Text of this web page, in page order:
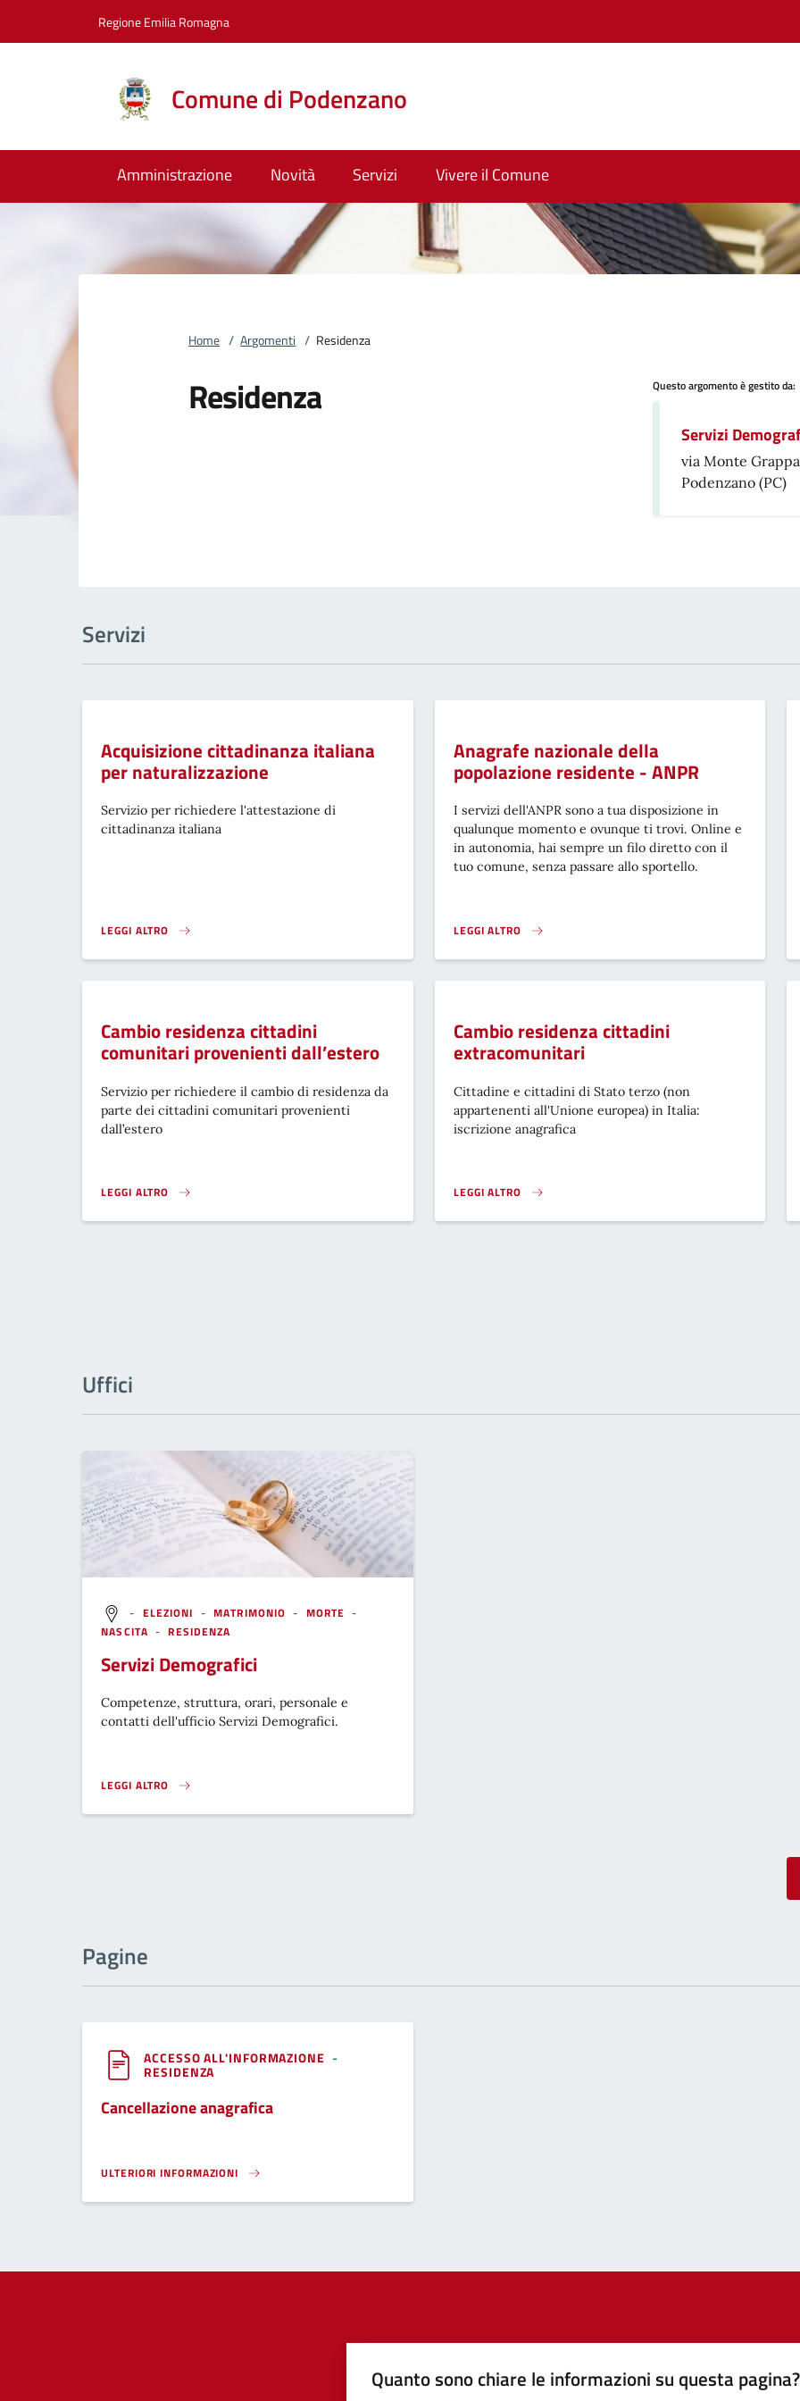
Regione Emilia Romagna
Comune di Podenzano
Amministrazione Novità Servizi Vivere il Comune
Home / Argomenti / Residenza
Residenza Questo argomento è gestito da:
Servizi
via Monte
Podenzano (PC)
Servizi
Acquisizione cittadinanza italiana
per naturalizzazione
Servizio per richiedere l'attestazione di
cittadinanza italiana
LEGGI ALTRO
ACQUISIZIONE CITTADINANZA ITALIANA PER NATURALIZZAZIONE}
Anagrafe nazionale della
popolazione residente - ANPR
I servizi dell'ANPR sono a tua disposizione in
qualunque momento e ovunque ti trovi. Online e
in autonomia, hai sempre un filo diretto con il
tuo comune, senza passare allo sportello.
LEGGI ALTRO
ANAGRAFE NAZIONALE DELLA POPOLAZIONE RESIDENTE - ANPR}
Cambio residenza cittadini
comunitari provenienti dall’estero
Servizio per richiedere il cambio di residenza da
parte dei cittadini comunitari provenienti
dall’estero
LEGGI ALTRO
CAMBIO RESIDENZA CITTADINI COMUNITARI PROVENIENTI DALL’ESTERO }
Cambio residenza cittadini
extracomunitari
Cittadine e cittadini di Stato terzo (non
appartenenti all'Unione europea) in Italia:
iscrizione anagrafica
LEGGI ALTRO
CAMBIO RESIDENZA CITTADINI EXTRACOMUNITARI}
Uffici
- ELEZIONI -MATRIMONIO - MORTE -
NASCITA -RESIDENZA
Servizi Demografici
Competenze, struttura, orari, personale e
contatti dell'ufficio Servizi Demografici.
LEGGI ALTRO
}
Pagine
ACCESSO ALL'INFORMAZIONE -
RESIDENZA
Cancellazione anagrafica
ULTERIORI INFORMAZIONI
CANCELLAZIONE ANAGRAFICA}
Quanto sono chiare le informazioni su questa pagina?